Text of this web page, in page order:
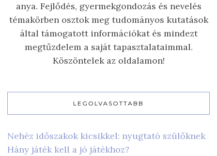
anya. Fejlődés, gyermekgondozás és nevelés
témakörben osztok meg tudományos kutatások
által támogatott információkat és mindezt
megtűzdelem a saját tapasztalataimmal.
Köszöntelek az oldalamon!
LEGOLVASOTTABB
Nehéz időszakok kicsikkel: nyugtató szülőknek
Hány játék kell a jó játékhoz?